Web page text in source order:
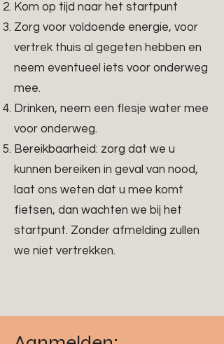
Kom op tijd naar het startpunt
Zorg voor voldoende energie, voor
vertrek thuis al gegeten hebben en
neem eventueel iets voor onderweg
mee.
Drinken, neem een flesje water mee
voor onderweg.
Bereikbaarheid: zorg dat we u
kunnen bereiken in geval van nood,
laat ons weten dat u mee komt
fietsen, dan wachten we bij het
startpunt. Zonder afmelding zullen
we niet vertrekken.